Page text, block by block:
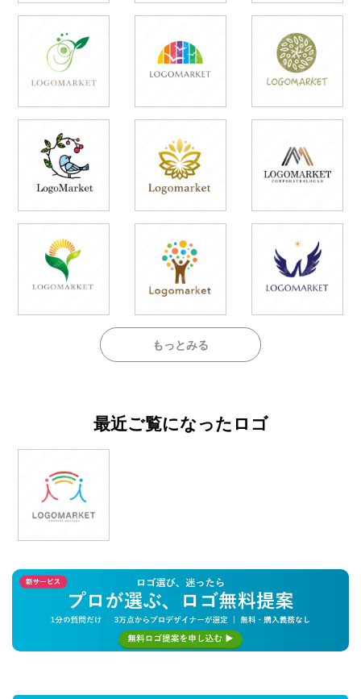
もっとみる
最近ご覧になったロゴ